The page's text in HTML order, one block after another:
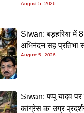
August 5, 2026
Siwan: बड़हरिया में
अभिनंदन सह प्रतिभा
August 5, 2026
Siwan: पप्पू यादव
कांग्रेस का उग्र